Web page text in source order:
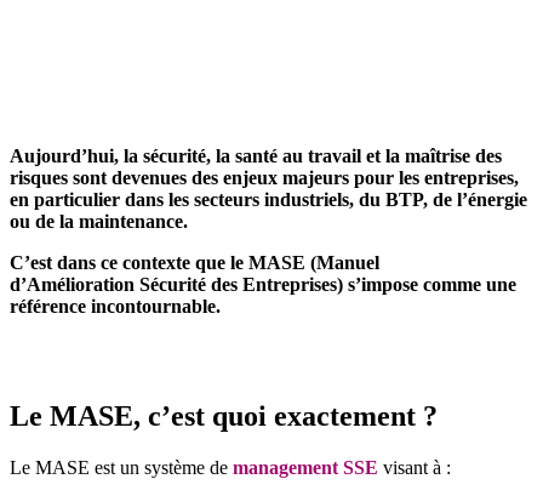
Aujourd’hui, la sécurité, la santé au travail et la maîtrise des
risques sont devenues des enjeux majeurs pour les entreprises,
en particulier dans les secteurs industriels, du BTP, de l’énergie
ou de la maintenance.
C’est dans ce contexte que le MASE (Manuel
d’Amélioration Sécurité des Entreprises) s’impose comme une
référence incontournable.
Le MASE, c’est quoi exactement ?
Le MASE est un système de management SSE visant à :